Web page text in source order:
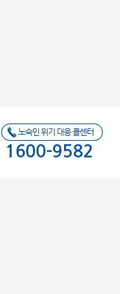
1600-9582